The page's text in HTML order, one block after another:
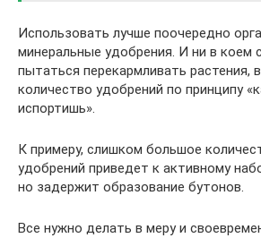
Использовать лучше поочередно
минеральные удобрения. И ни в коем
пытаться перекармливать растения,
количество удобрений по принципу
испортишь».
К примеру, слишком большое
удобрений приведет к активному
но задержит образование бутонов.
Все нужно делать в меру и